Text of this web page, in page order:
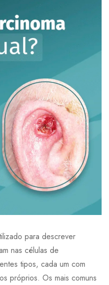
para descrever
nas células de
tipos, cada um com
próprios. Os mais comuns